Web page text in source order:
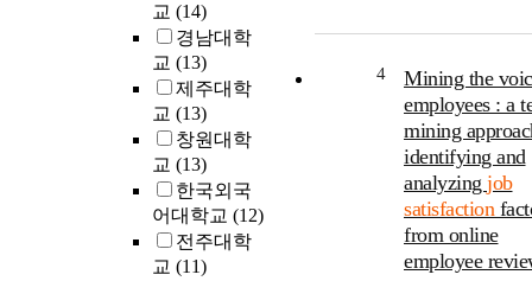
교 (14)
경남대학
교 (13)
제주대학
교 (13)
창원대학
교 (13)
한국외국
어대학교 (12)
전주대학
교 (11)
4
Mining the
employees : a
mining
identifying and
analyzing job
satisfaction
from online
employee